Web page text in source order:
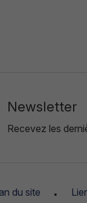
Newsletter
Recevez les
du site